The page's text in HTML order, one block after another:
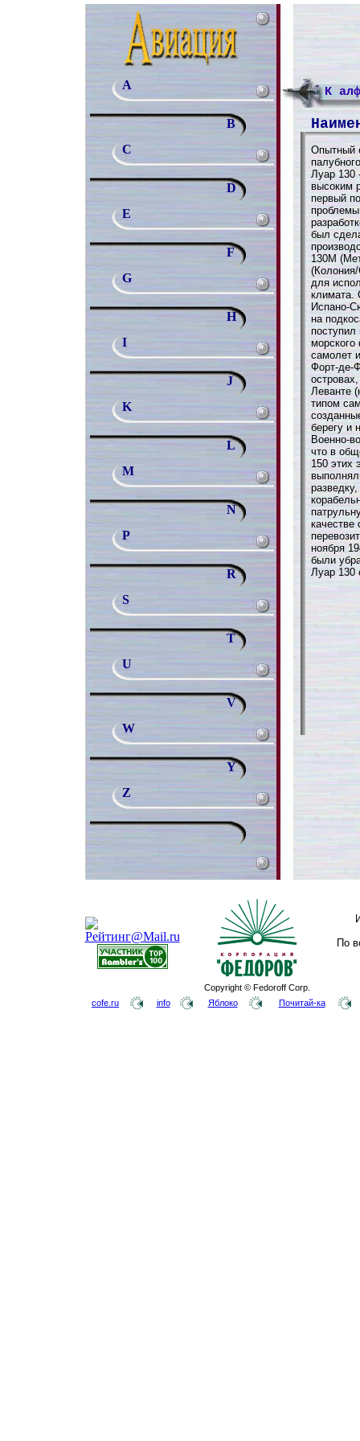
A
B
C
D
E
F
G
H
I
J
K
L
M
N
P
R
S
T
U
V
W
Y
Z
К
Опытный
Луар 130
высоким
первый
проблемы
был
130М
для
климата.
Испано-
на
поступил
морского
самолет
Форт-де-
Леванте
типом
берегу и
Военно-
что в
150 этих
качестве
ноября
были
Луар 130
Copyright © Fedoroff Corp.
По
cofe.ru info Яблоко Почитай-ка